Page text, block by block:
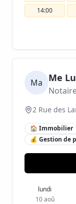
14:00
Ma Me
2 Rue des
🏠 Immobilier
💰 Gestion de
lundi
10 aoû